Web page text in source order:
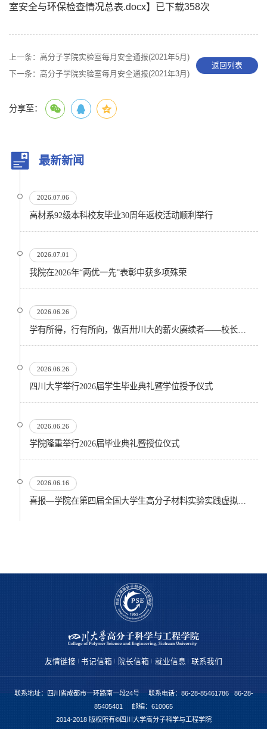
室安全与环保检查情况总表.docx】已下载358次
上一条： 高分子学院实验室每月安全通报(2021年5月)
下一条： 高分子学院实验室每月安全通报(2021年3月)
返回列表
分享至：
最新新闻
2026.07.06
高材系92级本科校友毕业30周年返校活动顺利举行
2026.07.01
我院在2026年“两优一先”表彰中获多项殊荣
2026.06.26
2026.06.26
四川大学举行2026届学生毕业典礼暨学位授予仪式
2026.06.26
​学院隆重举行2026届毕业典礼暨授位仪式
2026.06.16
友情链接 书记信箱 院长信箱 就业信息 联系我们
联系地址：四川省成都市一环路南一段24号 联系电话：86-28-85461786 86-28-
85405401 邮编：610065
2014-2018 版权所有©四川大学高分子科学与工程学院